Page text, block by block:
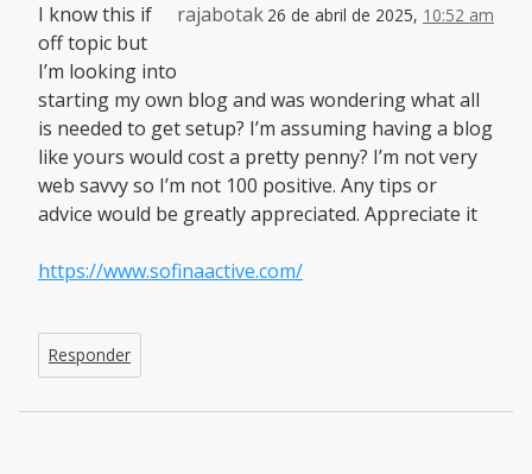
rajabotak 26 de abril de 2025, 10:52 am
I know this if
off topic but
I’m looking into
starting my own blog and was wondering what all
is needed to get setup? I’m assuming having a blog
like yours would cost a pretty penny? I’m not very
web savvy so I’m not 100 positive. Any tips or
advice would be greatly appreciated. Appreciate it
https://www.sofinaactive.com/
Responder